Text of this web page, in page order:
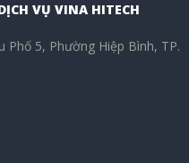
VỤ VINA HITECH
Phố 5, Phường Hiệp Bình, TP.